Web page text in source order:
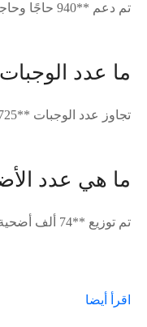
تم دعم **940 حاجًا وحاجة**.
ما عدد
تجاوز عدد الوجبات **725 ألف وجبة**.
ما هي عدد
تم توزيع **74 ألف أضحية**.
اقرأ أيضا